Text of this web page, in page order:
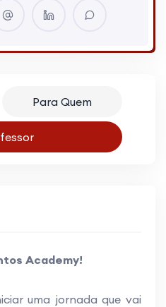
Para Quem
Academy!
uma jornada que vai